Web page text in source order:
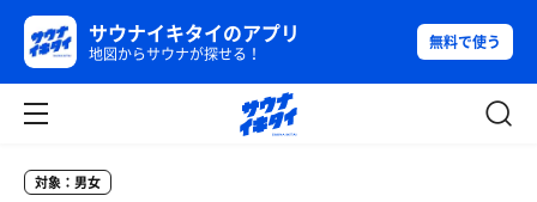
サウナイキタイのアプリ
地図からサウナが探せる！
無料で使う
対象：男女